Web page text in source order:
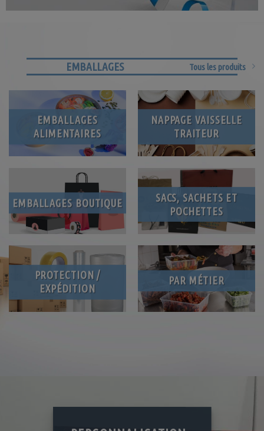
EMBALLAGES Tous les produits
EMBALLAGES
ALIMENTAIRES
NAPPAGE VAISSELLE
TRAITEUR
EMBALLAGES BOUTIQUE
SACS, SACHETS ET
POCHETTES
PROTECTION /
EXPÉDITION
PAR MÉTIER